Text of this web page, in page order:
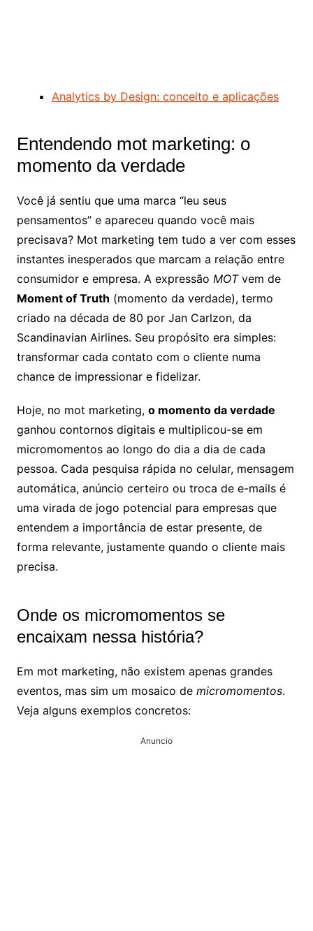
Analytics by Design: conceito e aplicações
Entendendo mot marketing: o
momento da verdade
Você já sentiu que uma marca “leu seus
pensamentos” e apareceu quando você mais
precisava? Mot marketing tem tudo a ver com esses
instantes inesperados que marcam a relação entre
consumidor e empresa. A expressão MOTvem de
Moment of Truth (momento da verdade), termo
criado na década de 80 por Jan Carlzon, da
Scandinavian Airlines. Seu propósito era simples:
transformar cada contato com o cliente numa
chance de impressionar e fidelizar.
Hoje, no mot marketing, o momento da verdade
ganhou contornos digitais e multiplicou-se em
micromomentos ao longo do dia a dia de cada
pessoa. Cada pesquisa rápida no celular, mensagem
automática, anúncio certeiro ou troca de e-mails é
uma virada de jogo potencial para empresas que
entendem a importância de estar presente, de
forma relevante, justamente quando o cliente mais
precisa.
Onde os micromomentos se
encaixam nessa história?
Em mot marketing, não existem apenas grandes
eventos, mas sim um mosaico de micromomentos.
Veja alguns exemplos concretos:
Anuncio